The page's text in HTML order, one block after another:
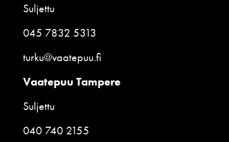
Suljettu
045 7832 5313
turku@vaatepuu.fi
Vaatepuu Tampere
Suljettu
040 740 2155